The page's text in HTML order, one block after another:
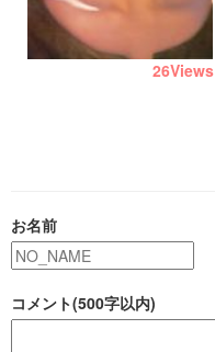
26Views
お名前
コメント(500字以内)